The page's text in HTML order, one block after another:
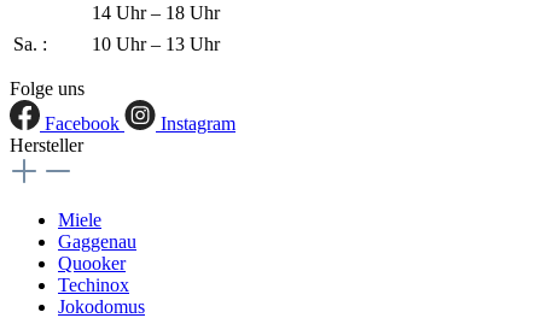
14 Uhr – 18 Uhr
Sa. :
10 Uhr – 13 Uhr
Folge uns
Facebook
Instagram
Hersteller
Miele
Gaggenau
Quooker
Techinox
Jokodomus